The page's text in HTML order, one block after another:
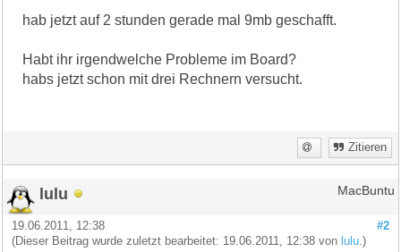
hab jetzt auf 2 stunden gerade mal 9mb geschafft.
Habt ihr irgendwelche Probleme im Board?
habs jetzt schon mit drei Rechnern versucht.
Zitieren
lulu MacBuntu
#2
19.06.2011, 12:38
(Dieser Beitrag wurde zuletzt bearbeitet: 19.06.2011, 12:38 von lulu .)